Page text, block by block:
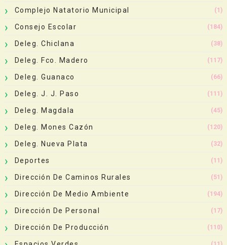
Complejo Natatorio Municipal (1)
Consejo Escolar (184)
Deleg. Chiclana (38)
Deleg. Fco. Madero (117)
Deleg. Guanaco (66)
Deleg. J. J. Paso (111)
Deleg. Magdala (45)
Deleg. Mones Cazón (120)
Deleg. Nueva Plata (32)
Deportes (11)
Dirección De Caminos Rurales (51)
Dirección De Medio Ambiente (194)
Dirección De Personal (17)
Dirección De Producción (110)